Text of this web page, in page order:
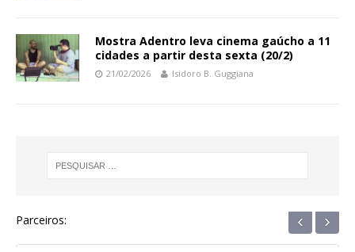
Mostra Adentro leva cinema gaúcho a 11
cidades a partir desta sexta (20/2)
21/02/2026 Isidoro B. Guggiana
Parceiros: ‹ ›